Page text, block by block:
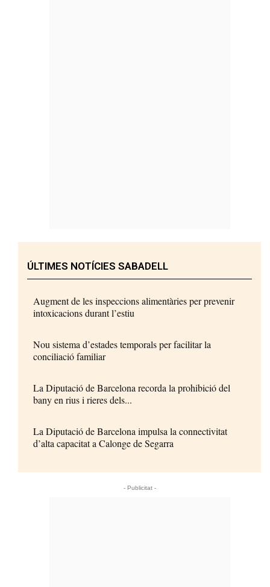
ÚLTIMES NOTÍCIES SABADELL
Augment de les inspeccions alimentàries per prevenir
intoxicacions durant l’estiu
Nou sistema d’estades temporals per facilitar la
conciliació familiar
La Diputació de Barcelona recorda la prohibició del
bany en rius i rieres dels...
La Diputació de Barcelona impulsa la connectivitat
d’alta capacitat a Calonge de Segarra
- Publicitat -